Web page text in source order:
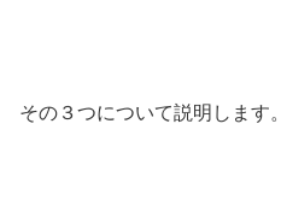
その３つについて説明します。